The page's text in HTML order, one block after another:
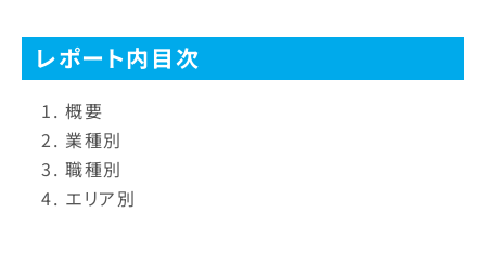
レポート内目次
概要
業種別
職種別
エリア別